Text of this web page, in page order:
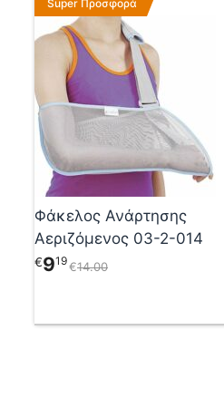
Super Προσφορά
Φάκελος Ανάρτησης
Αεριζόμενος 03-2-014
14 00
€
919
€
προϊόν
πολλαπλές
παραλλαγές.
Οι
επιλογές
μπορούν
να
επιλεγούν
στη
σελίδα
του